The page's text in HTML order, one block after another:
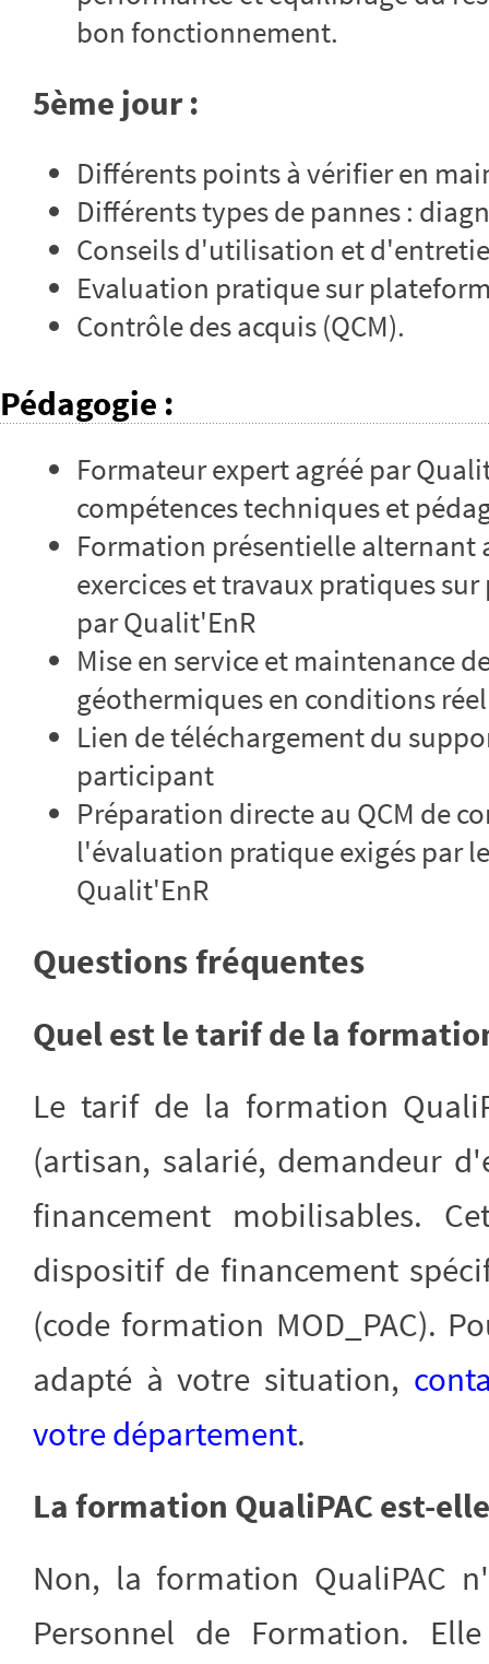
bon fonctionnement.
5ème jour :
Différents points à vérifier en
Différents types de pannes :
Conseils d'utilisation et
Evaluation pratique sur
Contrôle des acquis (QCM).
Pédagogie :
Formateur expert agréé par
compétences techniques et
Formation présentielle alternant
exercices et travaux pratiques
par Qualit'EnR
Mise en service et maintenance
géothermiques en conditions
Lien de téléchargement du
participant
Préparation directe au QCM de
l'évaluation pratique exigés par
Qualit'EnR
Questions fréquentes
Quel est le tarif de la
Le tarif de la formation
(artisan, salarié, demandeur
financement mobilisables.
dispositif de financement
(code formation MOD_PAC).
adapté à votre situation,
votre département.
La formation QualiPAC est-
Non, la formation QualiPAC
Personnel de Formation.